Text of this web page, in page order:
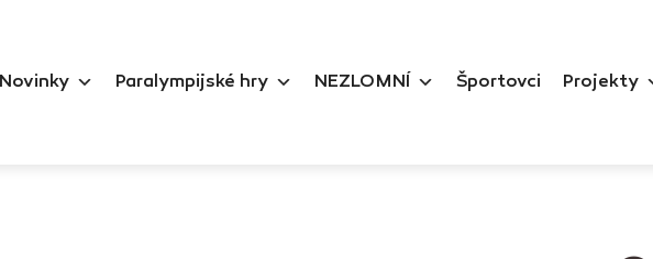
Novinky Paralympijské hry NEZLOMNÍ Športovci Projekty